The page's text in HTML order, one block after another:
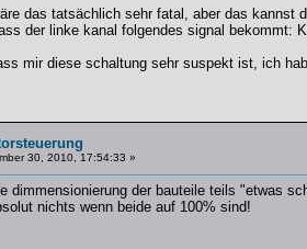
das tatsächlich sehr fatal, aber das kannst
der linke kanal folgendes signal bekommt:
mir diese schaltung sehr suspekt ist, ich
30, 2010, 17:54:33 »
dimmensionierung der bauteile teils "etwas
nichts wenn beide auf 100% sind!